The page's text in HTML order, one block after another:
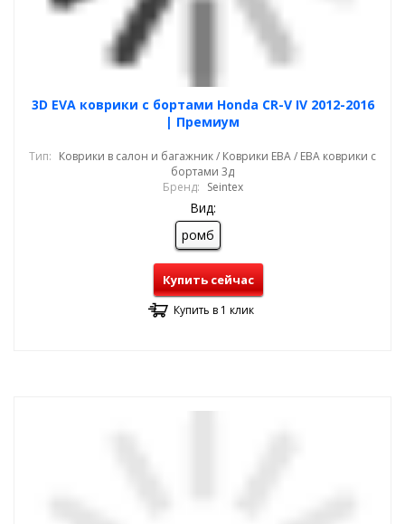
3D EVA коврики с бортами Honda CR-V IV 2012-2016
| Премиум
Тип: Коврики в салон и багажник / Коврики ЕВА / ЕВА коврики с
бортами 3д
Бренд: Seintex
Вид:
ромб
Купить сейчас
Купить в 1 клик